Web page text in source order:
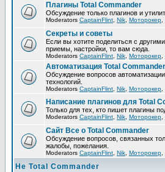
Плагины Total Commander
Обсуждение только плагинов и
Moderators CaptainFlint Nik Моторокер
Секреты и советы
Если вы хотите поделиться с
приемы, настройки, то вам сюда.
Moderators CaptainFlint Nik Моторокер
Автоматизация Total Commander
Обсуждение вопросов
технологий.
Moderators CaptainFlint Nik Моторокер
Написание плагинов для Total
Только для тех, кто пишет плагины
Moderators CaptainFlint Nik Моторокер
Сайт Все о Total Commander
Обсуждение вопросов, связанных
жалобы, пожелания.
Moderators CaptainFlint Nik Моторокер
Не Total Commander